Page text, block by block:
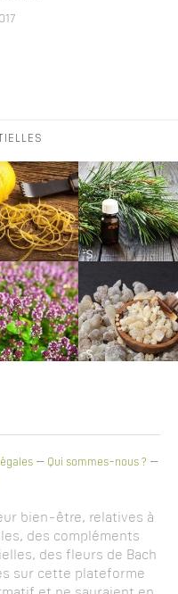
– Qui sommes-nous ? –
bien-être, relatives à
des compléments
des fleurs de Bach
sur cette plateforme